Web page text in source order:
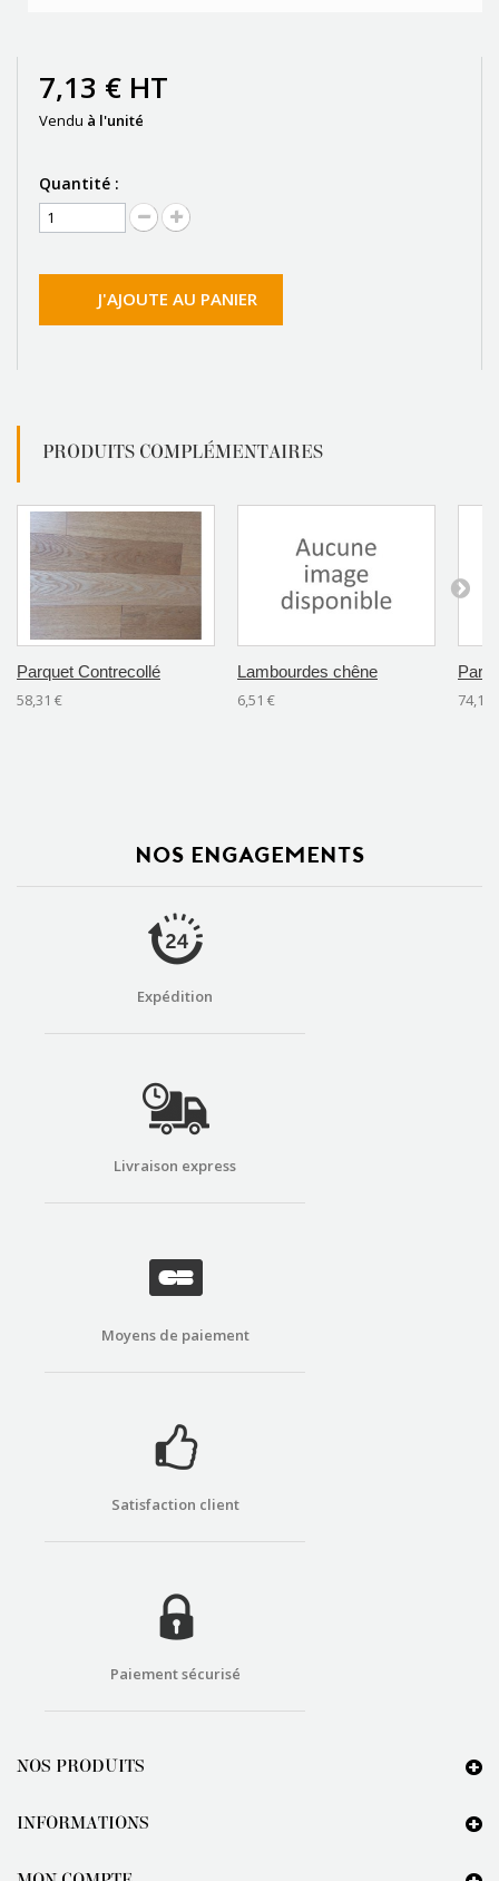
7,13 € HT
Vendu à l'unité
Quantité :
J'AJOUTE AU PANIER
PRODUITS COMPLÉMENTAIRES
Parquet Contrecollé
58,31 €
Lambourdes chêne
6,51 € 74,11
NOS ENGAGEMENTS
Expédition
Livraison express
Moyens de paiement
Satisfaction client
Paiement sécurisé
NOS PRODUITS
INFORMATIONS